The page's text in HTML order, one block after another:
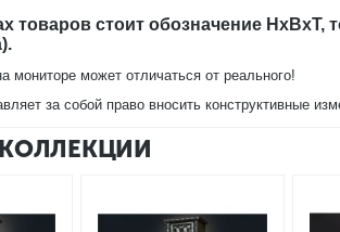
товаров стоит обозначение
мониторе может отличаться от реального!
за собой право вносить конструктивные